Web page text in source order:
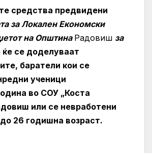
средства предвидени
за Локален Економски
на Општина Радовиш за
се доделуваат
баратели кои се
ученици
во СОУ „Коста
или се невработени
26 годишна возраст.